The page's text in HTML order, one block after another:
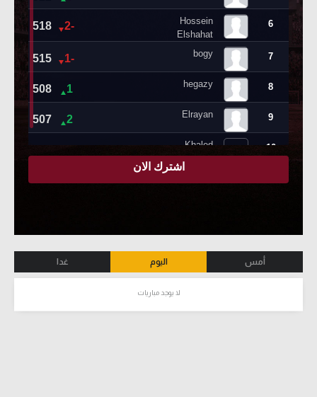
أمس اليوم غدا
لا يوجد مباريات